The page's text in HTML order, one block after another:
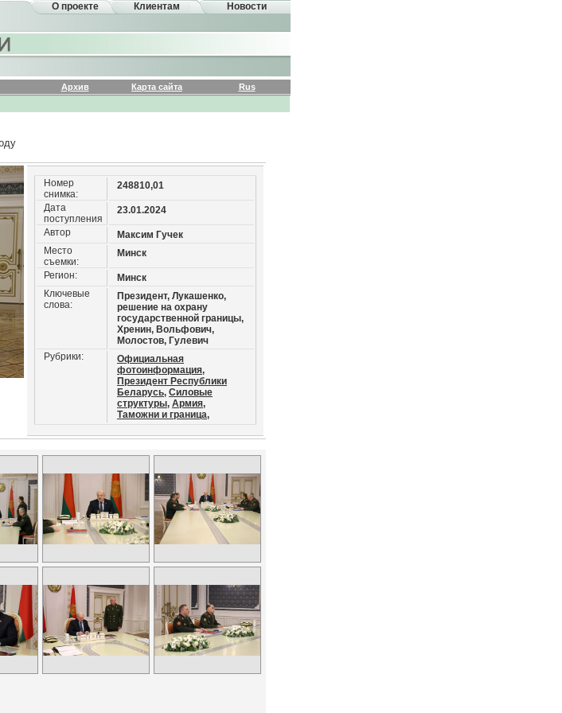
О проекте Клиентам Новости
Архив Карта сайта
Rus
Номер
снимка:
248810,01
Дата
поступления
23.01.2024
Автор
Максим Гучек
Место
съемки:
Минск
Регион:
Минск
Ключевые
слова:
Президент, Лукашенко,
решение на охрану
государственной границы,
Хренин, Вольфович,
Молостов, Гулевич
Рубрики:
Официальная
фотоинформация,
Президент Республики
Беларусь, Силовые
структуры, Армия,
Таможни и граница,